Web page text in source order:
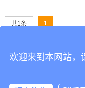
共1条 1
Copyright © 2025 广
欢迎来到本网站，